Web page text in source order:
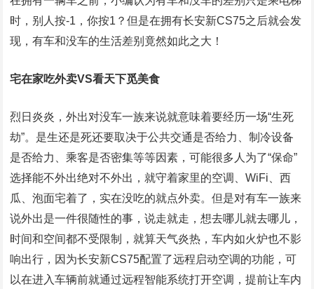
时，别人按-1，你按1？但是在拥有长安新CS75之后就会发
现，有车和没车的生活差别竟然如此之大！
宅在家吃外卖VS看天下觅美食
烈日炎炎，外出对没车一族来说就意味着要经历一场“生死
劫”。是生还是死还要取决于公共交通是否给力、制冷设备
是否给力、乘客是否密集等等因素，可能很多人为了“保命”
选择能不外出绝对不外出，就守着家里的空调、WiFi、西
瓜、泡面宅着了，实在没吃的就点外卖。但是对有车一族来
说外出是一件很随性的事，说走就走，想去哪儿就去哪儿，
时间和空间都不受限制，就算天气炎热，车内如火炉也不影
响出行，因为长安新CS75配置了远程启动空调的功能，可
以在进入车辆前就通过远程智能系统打开空调，提前让车内